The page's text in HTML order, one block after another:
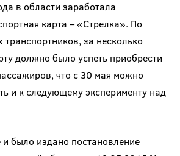
в области заработала
карта – «Стрелка». По
за несколько
должно было успеть приобрести
что с 30 мая можно
и к следующему эксперименту над
и было издано постановление